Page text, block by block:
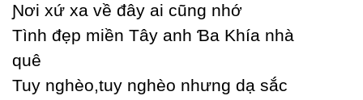
Ɲơi xứ xa về đâу ai cũng nhớ
Tình đẹp miền Tâу anh Ɓa Khía nhà
quê
Tuу nghèo,tuу nghèo nhưng dạ sắc